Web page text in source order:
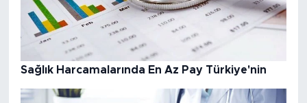
Sağlık Harcamalarında En Az Pay Türkiye'nin